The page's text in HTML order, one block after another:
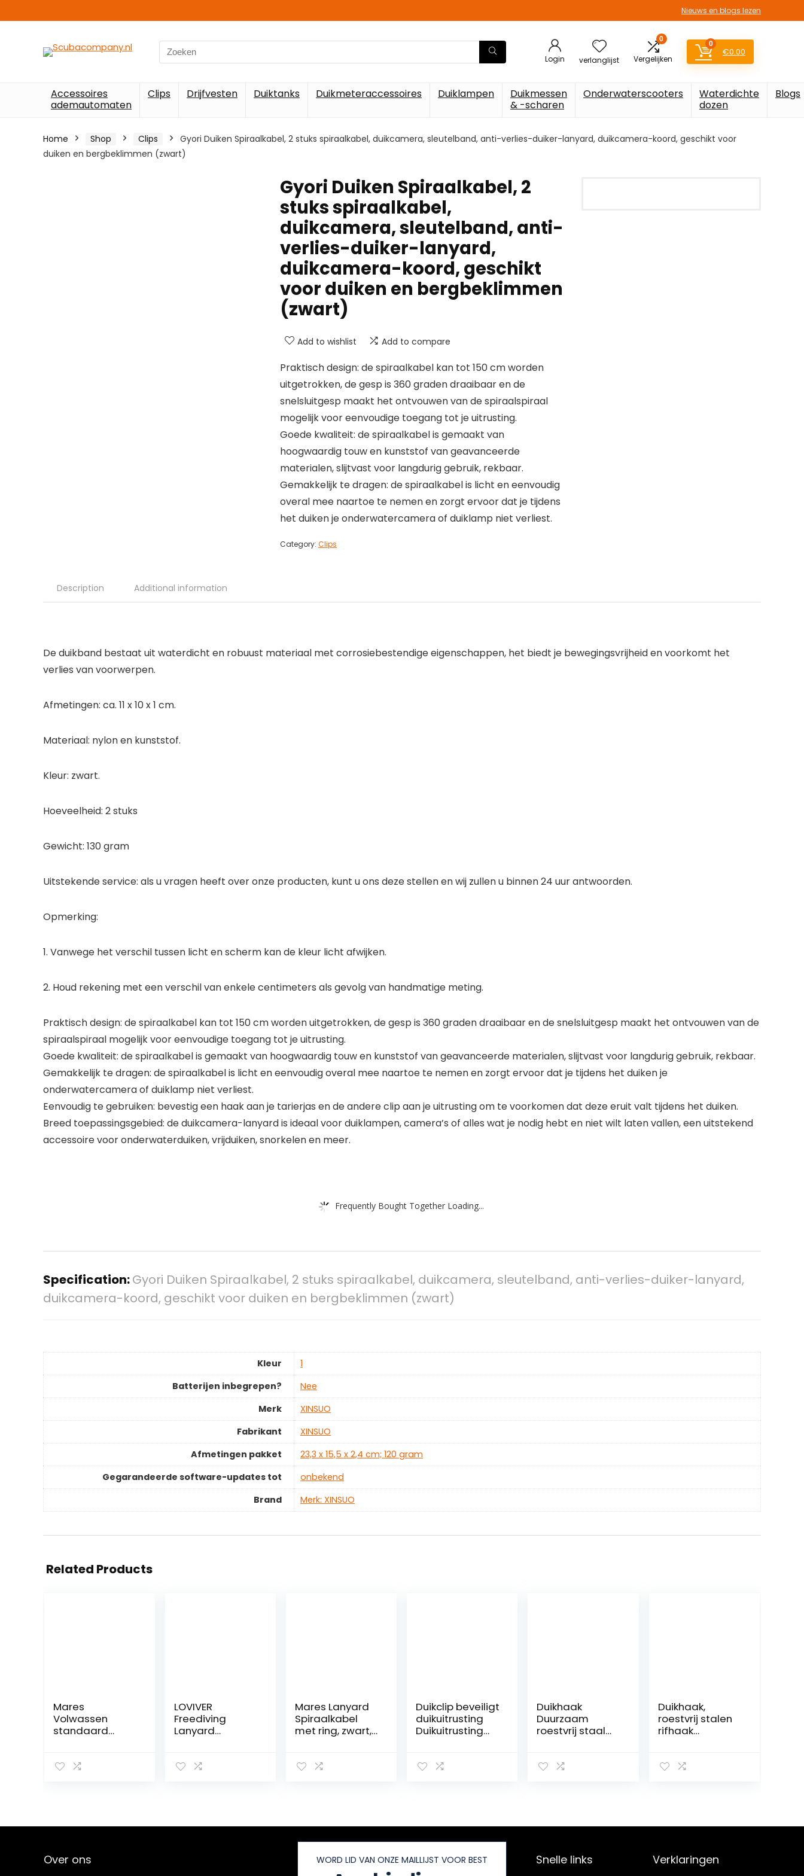
Nieuws en blogs lezen
Search
for:
Login verlanglijst
0
Vergelijken
0
€0.00
Accessoires
ademautomaten
Clips Drijfvesten Duiktanks Duikmeteraccessoires Duiklampen
Duikmessen
& -scharen
Onderwaterscooters
Waterdichte
dozen
Blogs
Home Shop Clips
Gyori Duiken Spiraalkabel, 2 stuks spiraalkabel, duikcamera, sleutelband, anti-verlies-duiker-lanyard, duikcamera-koord, geschikt voor
duiken en bergbeklimmen (zwart)
Gyori Duiken Spiraalkabel, 2
stuks spiraalkabel,
duikcamera, sleutelband, anti-
verlies-duiker-lanyard,
duikcamera-koord, geschikt
voor duiken en bergbeklimmen
(zwart)
Add to wishlist Add to compare
Praktisch design: de spiraalkabel kan tot 150 cm worden
uitgetrokken, de gesp is 360 graden draaibaar en de
snelsluitgesp maakt het ontvouwen van de spiraalspiraal
mogelijk voor eenvoudige toegang tot je uitrusting.
Goede kwaliteit: de spiraalkabel is gemaakt van
hoogwaardig touw en kunststof van geavanceerde
materialen, slijtvast voor langdurig gebruik, rekbaar.
Gemakkelijk te dragen: de spiraalkabel is licht en eenvoudig
overal mee naartoe te nemen en zorgt ervoor dat je tijdens
het duiken je onderwatercamera of duiklamp niet verliest.
Category: Clips
Description Additional information
De duikband bestaat uit waterdicht en robuust materiaal met corrosiebestendige eigenschappen, het biedt je bewegingsvrijheid en voorkomt het
verlies van voorwerpen.
Afmetingen: ca. 11 x 10 x 1 cm.
Materiaal: nylon en kunststof.
Kleur: zwart.
Hoeveelheid: 2 stuks
Gewicht: 130 gram
Uitstekende service: als u vragen heeft over onze producten, kunt u ons deze stellen en wij zullen u binnen 24 uur antwoorden.
Opmerking:
1. Vanwege het verschil tussen licht en scherm kan de kleur licht afwijken.
2. Houd rekening met een verschil van enkele centimeters als gevolg van handmatige meting.
Praktisch design: de spiraalkabel kan tot 150 cm worden uitgetrokken, de gesp is 360 graden draaibaar en de snelsluitgesp maakt het ontvouwen van de
spiraalspiraal mogelijk voor eenvoudige toegang tot je uitrusting.
Goede kwaliteit: de spiraalkabel is gemaakt van hoogwaardig touw en kunststof van geavanceerde materialen, slijtvast voor langdurig gebruik, rekbaar.
Gemakkelijk te dragen: de spiraalkabel is licht en eenvoudig overal mee naartoe te nemen en zorgt ervoor dat je tijdens het duiken je
onderwatercamera of duiklamp niet verliest.
Eenvoudig te gebruiken: bevestig een haak aan je tarierjas en de andere clip aan je uitrusting om te voorkomen dat deze eruit valt tijdens het duiken.
Breed toepassingsgebied: de duikcamera-lanyard is ideaal voor duiklampen, camera’s of alles wat je nodig hebt en niet wilt laten vallen, een uitstekend
accessoire voor onderwaterduiken, vrijduiken, snorkelen en meer.
Frequently Bought Together Loading...
Specification:Gyori Duiken Spiraalkabel, 2 stuks spiraalkabel, duikcamera, sleutelband, anti-verlies-duiker-lanyard,
duikcamera-koord, geschikt voor duiken en bergbeklimmen (zwart)
Kleur
‎1
Batterijen inbegrepen?
‎Nee
Merk
‎XINSUO
Fabrikant
‎XINSUO
Afmetingen pakket
‎23,3 x 15,5 x 2,4 cm; 120 gram
Gegarandeerde software-updates tot
‎onbekend
Brand
Merk: XINSUO
Related Products
Mares
Volwassen
standaard
met
LOVIVER
Freediving
Lanyard
Professioneel
Veiligheidslijn
Mares Lanyard
Spiraalkabel
met ring, zwart,
Duikclip beveiligt
duikuitrusting
Duikuitrusting
met
Duikhaak
Duurzaam
roestvrij staal
Snap Duiken
Duikhaak,
roestvrij stalen
rifhaak
unisex
Over ons WORD LID VAN ONZE MAILLIJST VOOR BEST Snelle links Verklaringen